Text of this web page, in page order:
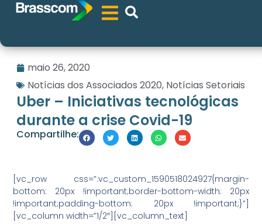
maio 26, 2020
Notícias dos Associados 2020, Notícias Setoriais
Uber – Iniciativas tecnológicas
durante a crise Covid-19
Compartilhe:
[vc_row css=”.vc_custom_1590518024927{margin-
bottom: 20px !important;border-bottom-width: 20px
!important;padding-bottom: 20px !important;}”]
[vc_column width=”1/2″][vc_column_text]